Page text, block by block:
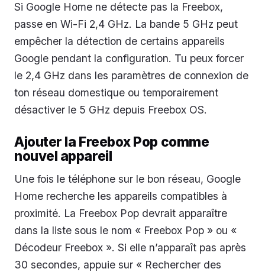
Si Google Home ne détecte pas la Freebox,
passe en Wi-Fi 2,4 GHz. La bande 5 GHz peut
empêcher la détection de certains appareils
Google pendant la configuration. Tu peux forcer
le 2,4 GHz dans les paramètres de connexion de
ton réseau domestique ou temporairement
désactiver le 5 GHz depuis Freebox OS.
Ajouter la Freebox Pop comme
nouvel appareil
Une fois le téléphone sur le bon réseau, Google
Home recherche les appareils compatibles à
proximité. La Freebox Pop devrait apparaître
dans la liste sous le nom « Freebox Pop » ou «
Décodeur Freebox ». Si elle n’apparaît pas après
30 secondes, appuie sur « Rechercher des